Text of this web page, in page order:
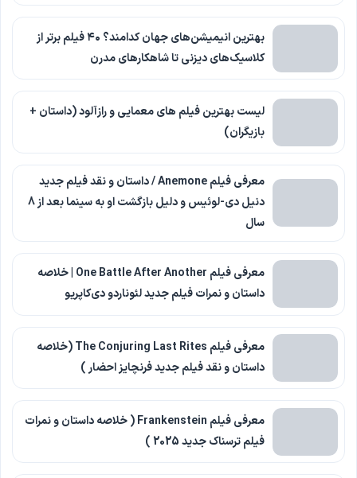
بهترین انیمیشن‌های جهان کدامند؟ ۴۰ فیلم برتر از
کلاسیک‌های دیزنی تا شاهکارهای مدرن
لیست بهترین فیلم های معمایی و رازآلود (داستان +
بازیگران)
معرفی فیلم Anemone / داستان و نقد فیلم جدید
دنیل دی-لوئیس و دلیل بازگشت او به سینما بعد از 8
سال
معرفی فیلم One Battle After Another | خلاصه
داستان و نمرات فیلم جدید لئوناردو دی‌کاپریو
معرفی فیلم The Conjuring Last Rites (خلاصه
داستان و نقد فیلم جدید فرنچایز احضار )
معرفی فیلم Frankenstein ( خلاصه داستان و نمرات
فیلم ترسناک جدید 2025 )